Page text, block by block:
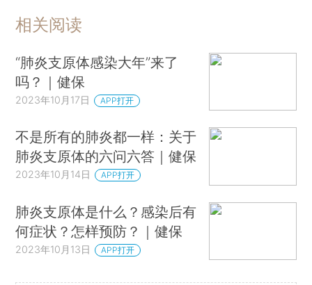
相关阅读
“肺炎支原体感染大年”来了
吗？｜健保
2023年10月17日 APP打开
不是所有的肺炎都一样：关于
肺炎支原体的六问六答｜健保
2023年10月14日 APP打开
肺炎支原体是什么？感染后有
何症状？怎样预防？｜健保
2023年10月13日 APP打开